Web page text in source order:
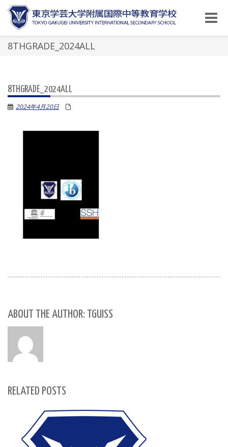
Toggle
8THGRADE_2024ALL
8THGRADE_2024ALL
2024年4月20日
ABOUT THE AUTHOR: TGUISS
RELATED POSTS